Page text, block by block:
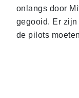
onlangs door
gegooid. Er
de pilots